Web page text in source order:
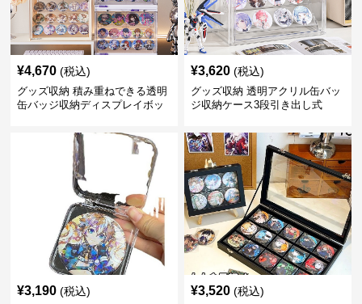
¥4,670 (税込)
グッズ収納 積み重ねできる透明
缶バッジ収納ディスプレイボッ
¥3,620 (税込)
グッズ収納 透明アクリル缶バッ
ジ収納ケース3段引き出し式
¥3,190 (税込) ¥3,520 (税込)